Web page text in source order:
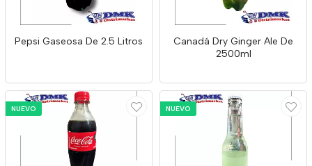
Pepsi Gaseosa De 2.5 Litros
Canadá Dry Ginger Ale De
2500ml
NUEVO NUEVO